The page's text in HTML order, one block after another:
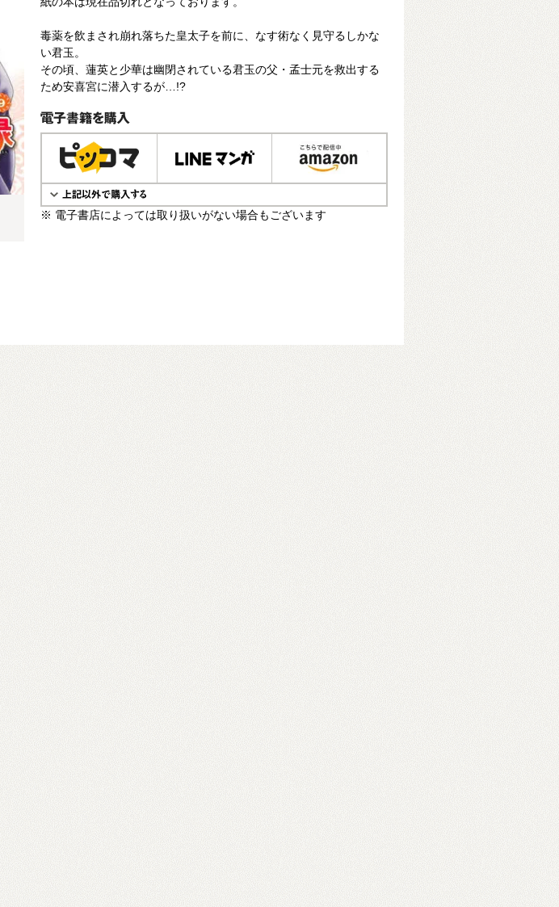
毒薬を飲まされ崩れ落ちた皇太子を前に、なす術なく見守るしかな
い君玉。
その頃、蓮英と少華は幽閉されている君玉の父・孟士元を救出する
ため安喜宮に潜入するが…!?
電子書籍で購入
※ 電子書店によっては取り扱いがない場合もございます